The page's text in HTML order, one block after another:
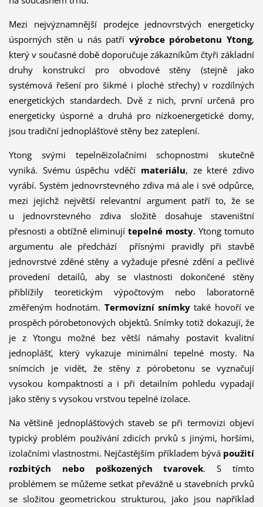
Mezi nejvýznamnější prodejce jednovrstvých energeticky
úsporných stěn u nás patří výrobce pórobetonu Ytong,
který v současné době doporučuje zákazníkům čtyři základní
druhy konstrukcí pro obvodové stěny (stejně jako
systémová řešení pro šikmé i ploché střechy) v rozdílných
energetických standardech. Dvě z nich, první určená pro
energeticky úsporné a druhá pro nízkoenergetické domy,
jsou tradiční jednoplášťové stěny bez zateplení.
Ytong svými tepelněizolačními schopnostmi skutečně
vyniká. Svému úspěchu vděčí materiálu, ze které zdivo
vyrábí. Systém jednovrstevného zdiva má ale i své odpůrce,
mezi jejichž největší relevantní argument patří to, že se
u jednovrstevného zdiva složitě dosahuje staveništní
přesnosti a obtížně eliminujítepelné mosty. Ytong tomuto
argumentu ale předchází přísnými pravidly při stavbě
jednovrstvé zděné stěny a vyžaduje přesné zdění a pečlivé
provedení detailů, aby se vlastnosti dokončené stěny
přiblížily teoretickým výpočtovým nebo laboratorně
změřeným hodnotám. Termovizní snímky také hovoří ve
prospěch pórobetonových objektů. Snímky totiž dokazují, že
je z Ytongu možné bez větší námahy postavit kvalitní
jednoplášť, který vykazuje minimální tepelné mosty. Na
snímcích je vidět, že stěny z pórobetonu se vyznačují
vysokou kompaktností a i při detailním pohledu vypadají
jako stěny s vysokou vrstvou tepelné izolace.
Na většině jednoplášťových staveb se při termovizi objeví
typický problém používání zdicích prvků s jinými, horšími,
izolačními vlastnostmi. Nejčastějším příkladem bývá použití
rozbitých nebo poškozených tvarovek. S tímto
problémem se můžeme setkat převážně u stavebních prvků
se složitou geometrickou strukturou, jako jsou například